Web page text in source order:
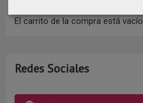
El carrito de la compra está vacío
Redes Sociales